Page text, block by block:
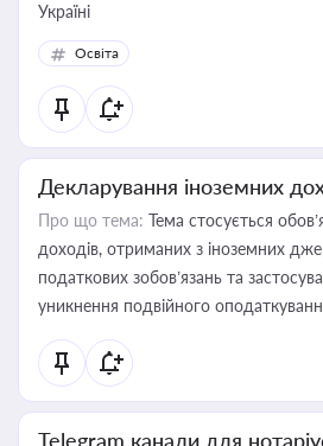
Україні
Освіта
Декларування іноземних
Про що тема: Тема стосується
доходів, отриманих з іноземних
податкових зобов’язань та
уникнення подвійного
Telegram канали для